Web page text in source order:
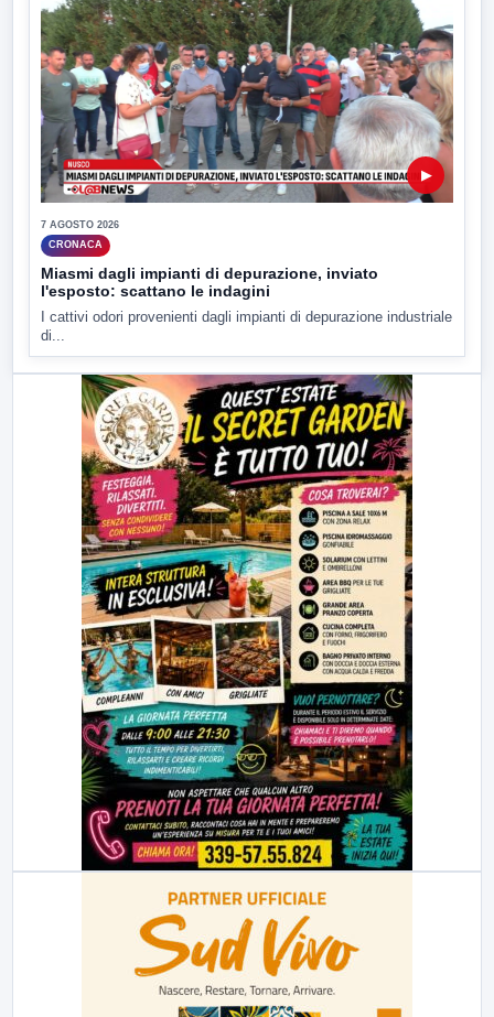
▶
7 AGOSTO 2026
CRONACA
Miasmi dagli impianti di depurazione, inviato
l'esposto: scattano le indagini
I cattivi odori provenienti dagli impianti di depurazione industriale
di...